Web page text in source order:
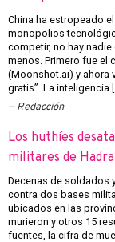
China ha estropeado
monopolios
competir, no hay
menos. Primero fue el
(Moonshot.ai) y ahora
gratis”. La inteligencia
Redacción
Los huthíes
militares de
Decenas de soldados
contra dos bases
ubicados en las
murieron y otros 15
fuentes, la cifra de